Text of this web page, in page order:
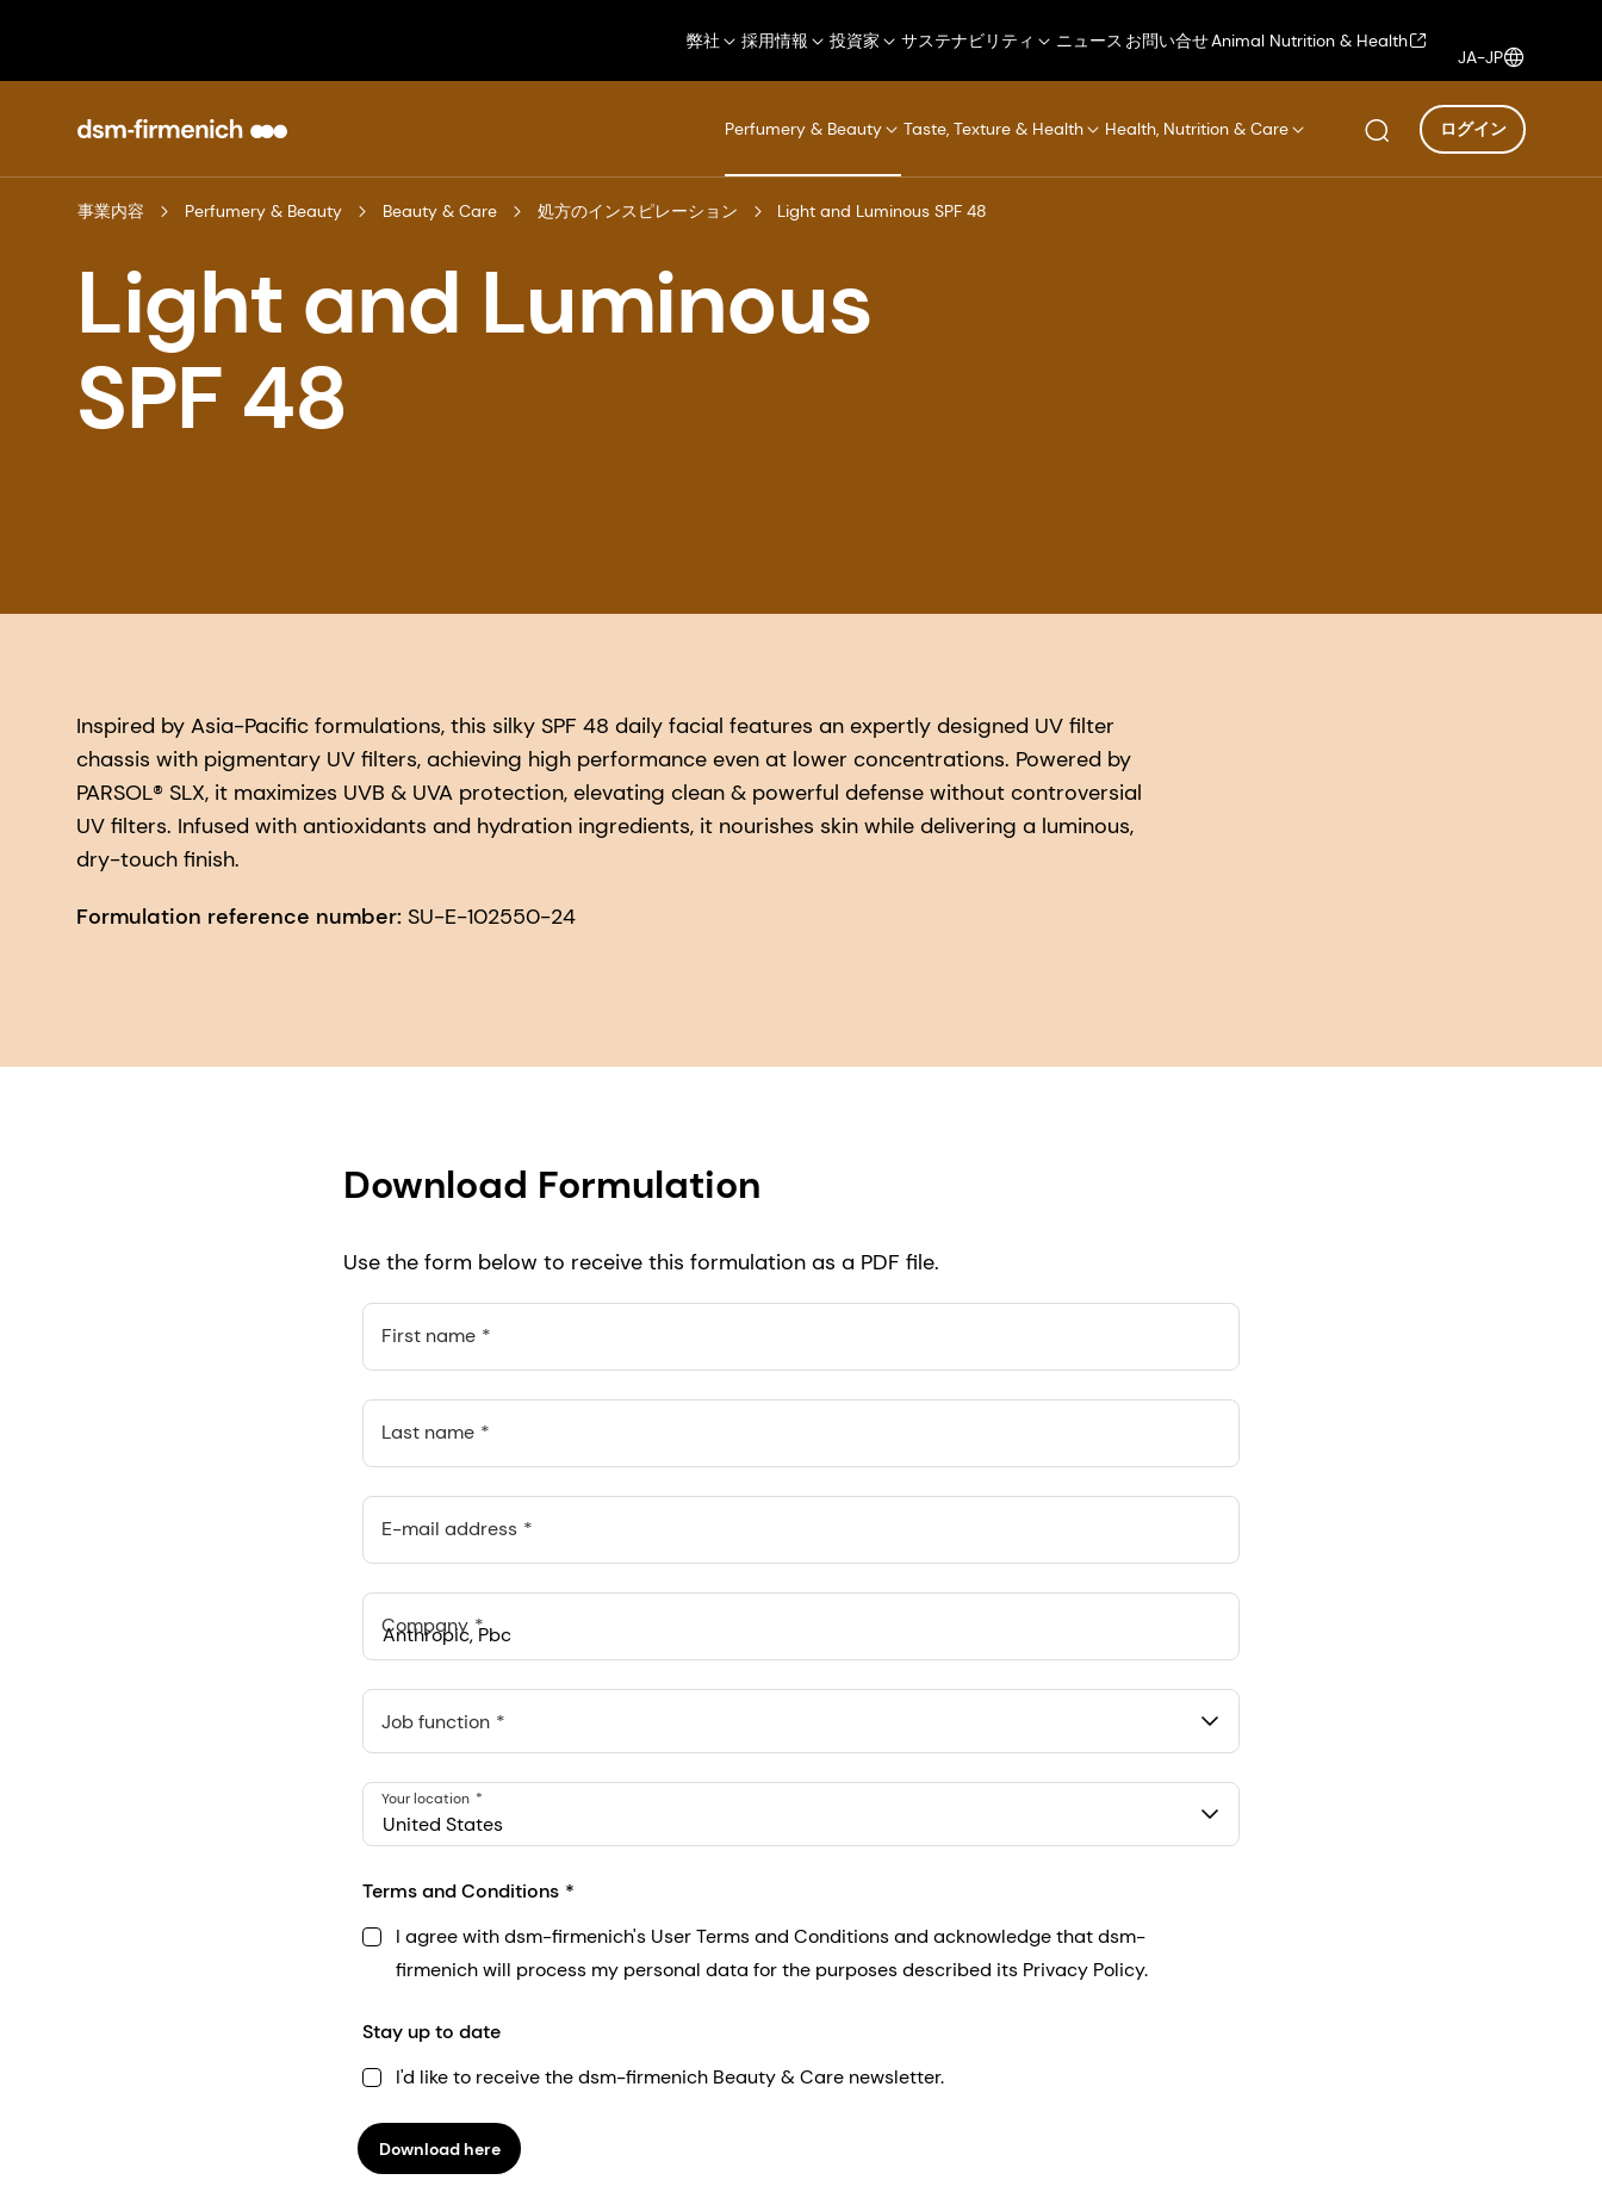
弊社 採用情報 投資家 サステナビリティ ニュース お問い合せAnimal Nutrition & Health
JA-JP
Perfumery & Beauty Taste, Texture & Health Health, Nutrition & Care ログイン
事業内容 Perfumery & Beauty Beauty & Care 処方のインスピレーション Light and Luminous SPF 48
Light and Luminous
SPF 48
Inspired by Asia-Pacific formulations, this silky SPF 48 daily facial features an expertly designed UV filter
chassis with pigmentary UV filters, achieving high performance even at lower concentrations. Powered by
PARSOL® SLX, it maximizes UVB & UVA protection, elevating clean & powerful defense without controversial
UV filters. Infused with antioxidants and hydration ingredients, it nourishes skin while delivering a luminous,
dry-touch finish.
Formulation reference number: SU-E-102550-24
Download Formulation
Use the form below to receive this formulation as a PDF file.
First name
Last name
E-mail address
Company
Anthropic, PBC
548 Market St Pmb 90375, San Francisco, California, US
Job function
United States
Your location
Terms and Conditions
I agree with dsm-firmenich's User Terms and Conditions and acknowledge that dsm-
firmenich will process my personal data for the purposes described its Privacy Policy.
Stay up to date
I'd like to receive the dsm-firmenich Beauty & Care newsletter.
Download here